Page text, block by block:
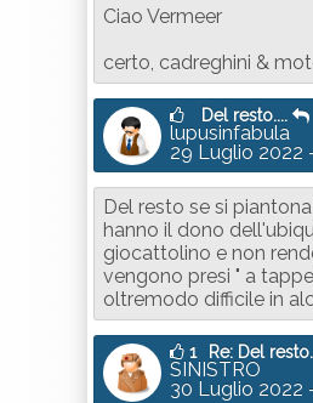
Ciao Vermeer
certo, cadreghini &
Del resto....
lupusinfabula
29 Luglio 2022
Del resto se si
hanno il dono
giocattolino e non
vengono presi " a
oltremodo difficile in
1 Re: Del
SINISTRO
30 Luglio 2022